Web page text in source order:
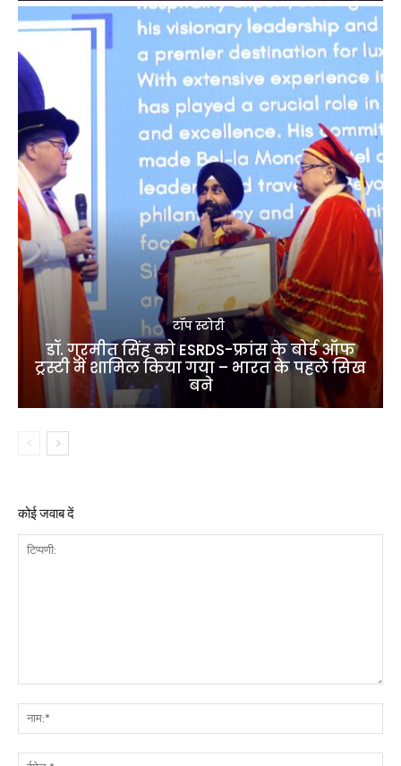
टॉप स्टोरी
डॉ. गुरमीत सिंह को ESRDS-फ्रांस के बोर्ड ऑफ
ट्रस्टी में शामिल किया गया – भारत के पहले सिख
बने
कोई जवाब दें